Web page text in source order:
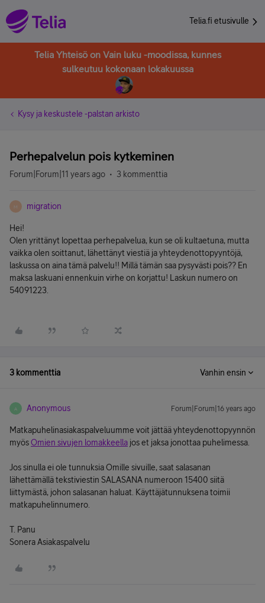
Telia.fi etusivulle
Telia Yhteisö on Vain luku -moodissa, kunnes
sulkeutuu kokonaan lokakuussa
Kysy ja keskustele -palstan arkisto
Perhepalvelun pois kytkeminen
Forum|Forum|11 years ago 3 kommenttia
M migration
Hei!
Olen yrittänyt lopettaa perhepalvelua, kun se oli kultaetuna, mutta
vaikka olen soittanut, lähettänyt viestiä ja yhteydenottopyyntöjä,
laskussa on aina tämä palvelu!! Millä tämän saa pysyvästi pois?? En
maksa laskuani ennenkuin virhe on korjattu! Laskun numero on
54091223.
3 kommenttia Vanhin ensin
A Anonymous Forum|Forum|16 years ago
Matkapuhelinasiakaspalveluumme voit jättää yhteydenottopyynnön
myösOmien sivujen lomakkeella jos et jaksa jonottaa puhelimessa.
Jos sinulla ei ole tunnuksia Omille sivuille, saat salasanan
lähettämällä tekstiviestin SALASANA numeroon 15400 siitä
liittymästä, johon salasanan haluat. Käyttäjätunnuksena toimii
matkapuhelinnumero.
T. Panu
Sonera Asiakaspalvelu